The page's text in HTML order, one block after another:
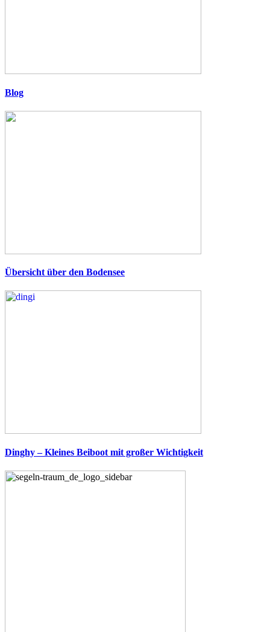
Blog
Übersicht über den Bodensee
Dinghy – Kleines Beiboot mit großer Wichtigkeit